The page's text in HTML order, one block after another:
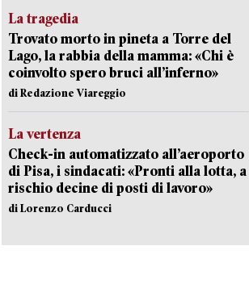
La tragedia
Trovato morto in pineta a Torre del
Lago, la rabbia della mamma: «Chi è
coinvolto spero bruci all’inferno»
di Redazione Viareggio
La vertenza
Check-in automatizzato all’aeroporto
di Pisa, i sindacati: «Pronti alla lotta, a
rischio decine di posti di lavoro»
di Lorenzo Carducci